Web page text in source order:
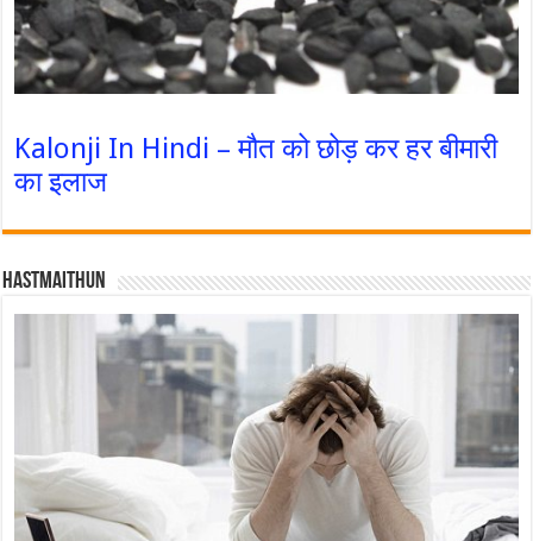
Kalonji In Hindi – मौत को छोड़ कर हर बीमारी
का इलाज
Hastmaithun